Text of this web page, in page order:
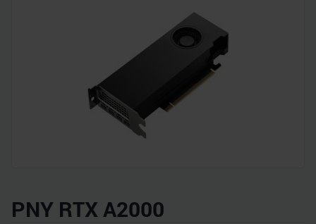
PNY RTX A2000